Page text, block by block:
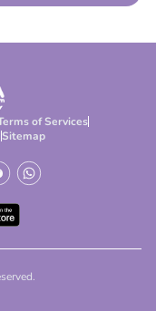
of Services
Sitemap